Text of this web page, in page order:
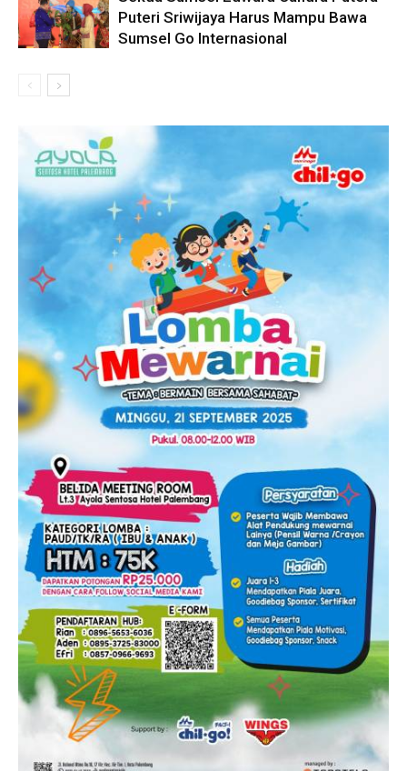
Puteri Sriwijaya Harus Mampu Bawa
Sumsel Go Internasional